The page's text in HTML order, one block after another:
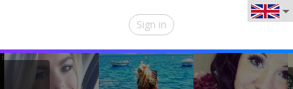
Sign in